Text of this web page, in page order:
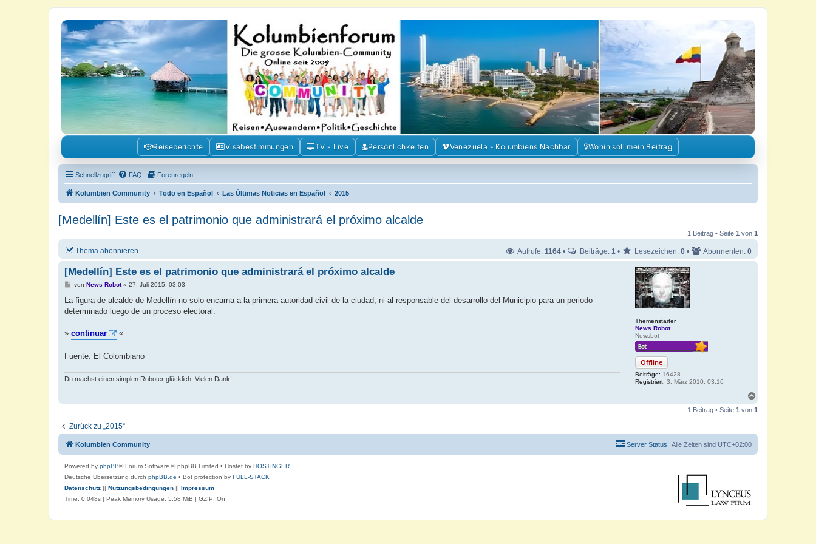
Kolumbienforum - Das grosse Forum der Freunde Kolumbiens
Reisen, Auswandern, Kultur, Politik, Geschichte und Visum in Kolumbien und Venezuela. Austausch, Erfahrungen und Gemeinschaft im Kolumbienforum
Reiseberichte Visabestimmungen TV - Live Persönlichkeiten Venezuela - Kolumbiens Nachbar Wohin soll mein Beitrag
Schnellzugriff FAQ Forenregeln
Kolumbien Community Todo en Español Las Últimas Noticias en Español 2015
[Medellín] Este es el patrimonio que administrará el próximo alcalde
1 Beitrag • Seite 1 von 1
Thema abonnieren Aufrufe: 1164 • Beiträge: 1 • Lesezeichen: 0 • Abonnenten: 0
Themenstarter
News Robot
Newsbot
Offline
Beiträge: 16428
Registriert: 3. März 2010, 03:16
[Medellín] Este es el patrimonio que administrará el próximo alcalde
B
i
r
von News Robot» 27. Juli 2015, 03:03
La figura de alcalde de Medellín no solo encarna a la primera autoridad civil de la ciudad, ni al responsable del desarrollo del Municipio para un periodo
determinado luego de un proceso electoral.
» continuar «
Fuente: El Colombiano
Du machst einen simplen Roboter glücklich. Vielen Dank!
c
b
n
1 Beitrag • Seite 1 von 1
Zurück zu „2015“
Kolumbien Community Alle Zeiten sind UTC+02:00
Server Status
Powered by phpBB® Forum Software © phpBB Limited • Hostet by HOSTINGER
Deutsche Übersetzung durch phpBB.de • Bot protection by FULL-STACK
Datenschutz || Nutzungsbedingungen || Impressum
Time: 0.048s | Peak Memory Usage: 5.58 MiB | GZIP: On